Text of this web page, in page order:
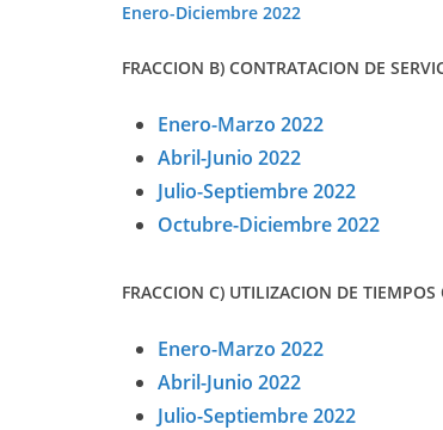
Enero-Diciembre 2022
FRACCION B) CONTRATACION DE
Enero-Marzo 2022
Abril-Junio 2022
Julio-Septiembre 2022
Octubre-Diciembre 2022
FRACCION C) UTILIZACION DE
Enero-Marzo 2022
Abril-Junio 2022
Julio-Septiembre 2022